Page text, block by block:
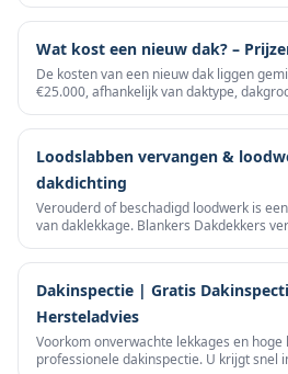
eindresultaat.
Wat kost een nieuw dak? –
De kosten van een nieuw dak liggen
€25.000, afhankelijk van daktype,
Loodslabben vervangen &
dakdichting
Verouderd of beschadigd loodwerk is
van daklekkage. Blankers Dakdekkers
Dakinspectie | Gratis
Hersteladvies
Voorkom onverwachte lekkages en
professionele dakinspectie. U krijgt snel